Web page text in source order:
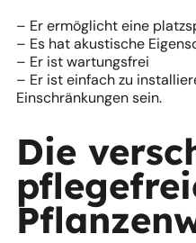
– Er ermöglicht eine
– Es hat akustische
– Er ist wartungsfrei
– Er ist einfach zu
Einschränkungen sein.
Die